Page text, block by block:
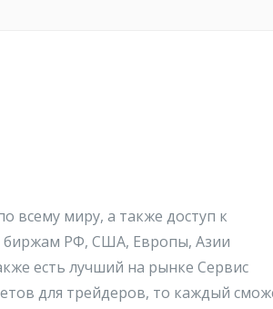
всему миру, а также доступ к
биржам РФ, США, Европы, Азии
есть лучший на рынке Сервис
для трейдеров, то каждый